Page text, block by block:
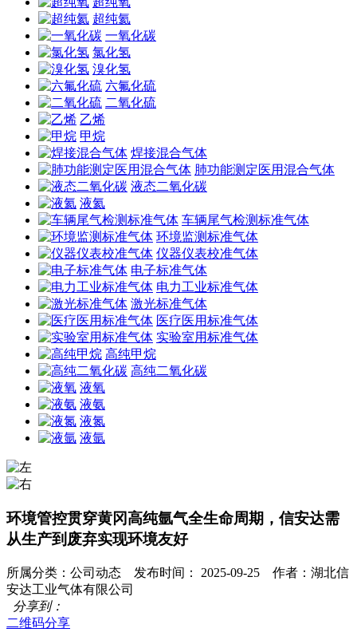
超纯氦
一氧化碳
氯化氢
溴化氢
六氟化硫
二氧化硫
乙烯
甲烷
焊接混合气体
肺功能测定医用混合气体
液态二氧化碳
液氦
车辆尾气检测标准气体
环境监测标准气体
仪器仪表校准气体
电子标准气体
电力工业标准气体
激光标准气体
医疗医用标准气体
实验室用标准气体
高纯甲烷
高纯二氧化碳
液氧
液氨
液氮
液氩
环境管控贯穿黄冈高纯氩气全生命周期，信安达需
从生产到废弃实现环境友好
所属分类：公司动态 发布时间： 2025-09-25 作者：湖北信
安达工业气体有限公司
分享到：
二维码分享